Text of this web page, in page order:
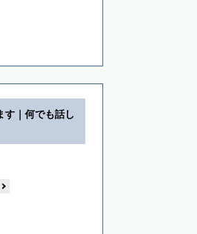
す｜何でも話し